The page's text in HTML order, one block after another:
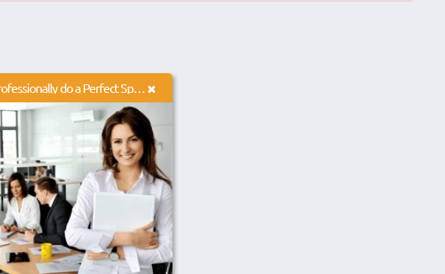
I will professionally do a Perfect Spanish English translation